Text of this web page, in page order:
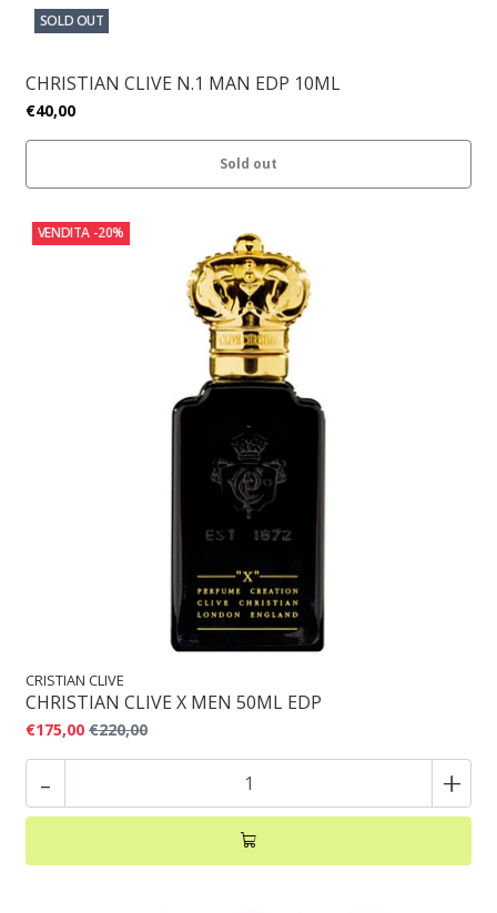
SOLD OUT
CHRISTIAN CLIVE N.1 MAN EDP 10ML
€40,00
Sold out
VENDITA -20%
CRISTIAN CLIVE
CHRISTIAN CLIVE X MEN 50ML EDP
€175,00 €220,00
- +